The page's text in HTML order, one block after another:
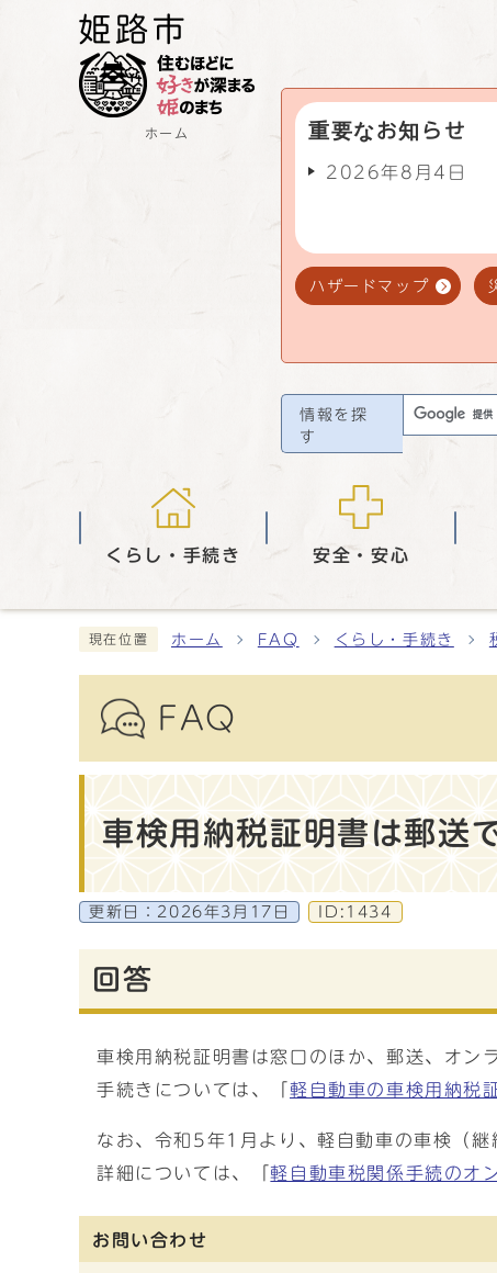
ホーム 重要なお知らせ
2026年8月4日
ハザードマップ
情報を探
す
くらし・手続き 安全・安心
現在位置 ホーム FAQ くらし・手続き
FAQ
車検用納税証明書は郵送
更新日： 2026年3月17日 ID:1434
回答
車検用納税証明書は窓口のほか、郵送、オン
手続きについては、「 軽自動車の車検用納税
なお、令和5年1月より、軽自動車の車検（継
詳細については、「軽自動車税関係手続のオ
お問い合わせ